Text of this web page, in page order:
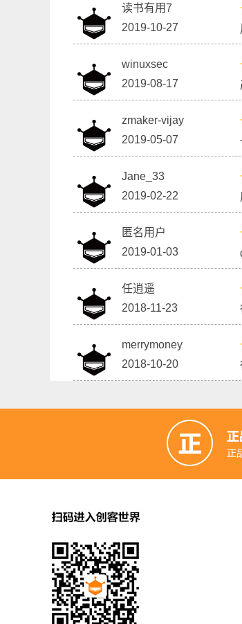
【NB-IoT 物联网开发板
用Arduino制作一台饮料混合机器
LM35、DS18B20、三合一传感器
读书有用7
2019-10-27
winuxsec
2019-08-17
zmaker-vijay
2019-05-07
Jane_33
2019-02-22
匿名用户
2019-01-03
任逍遥
2018-11-23
merrymoney
2018-10-20